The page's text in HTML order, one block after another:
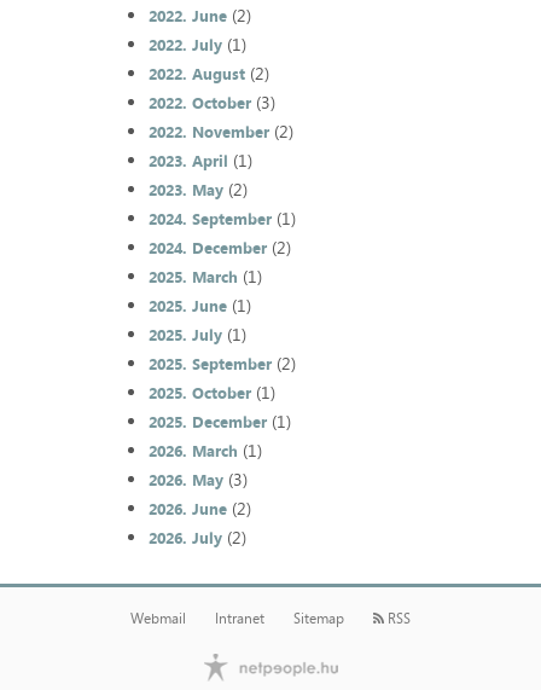
2022. June(2)
2022. July(1)
2022. August(2)
2022. October(3)
2022. November(2)
2023. April (1)
2023. May(2)
2024. September(1)
2024. December(2)
2025. March (1)
2025. June(1)
2025. July(1)
2025. September(2)
2025. October(1)
2025. December(1)
2026. March (1)
2026. May(3)
2026. June(2)
2026. July(2)
Webmail Intranet Sitemap RSS